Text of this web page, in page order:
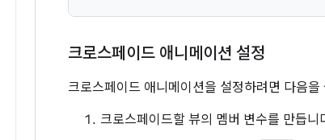
크로스페이드 애니메이션 설정
크로스페이드 애니메이션을 설정하려면 다음을
크로스페이드할 뷰의 멤버 변수를 만듭